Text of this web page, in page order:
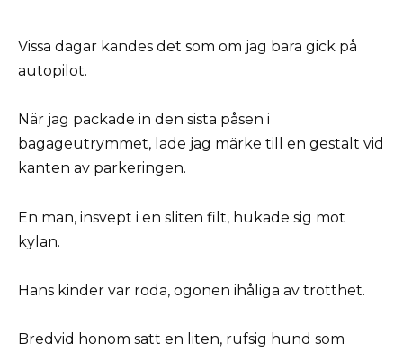
Vissa dagar kändes det som om jag bara gick på
autopilot.
När jag packade in den sista påsen i
bagageutrymmet, lade jag märke till en gestalt vid
kanten av parkeringen.
En man, insvept i en sliten filt, hukade sig mot
kylan.
Hans kinder var röda, ögonen ihåliga av trötthet.
Bredvid honom satt en liten, rufsig hund som